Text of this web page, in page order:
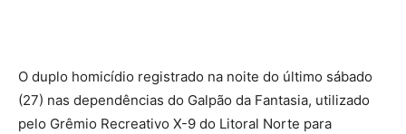
O duplo homicídio registrado na noite do último sábado
(27) nas dependências do Galpão da Fantasia, utilizado
pelo Grêmio Recreativo X-9 do Litoral Norte para